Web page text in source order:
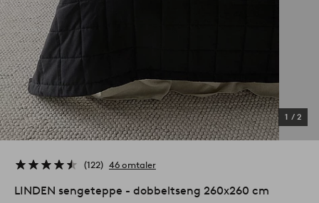
1 / 2
122 46 omtaler
LINDEN sengeteppe - dobbeltseng 260x260 cm